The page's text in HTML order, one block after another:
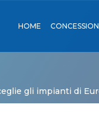
HOME
BORDO
gli impianti di